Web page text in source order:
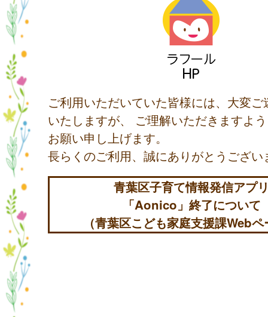
ご利用いただいていた皆様には、大変
いたしますが、 ご理解いただきますよ
お願い申し上げます。
長らくのご利用、誠にありがとうござい
青葉区子育て情報発信アプ
「Aonico」終了について
（青葉区こども家庭支援課Web